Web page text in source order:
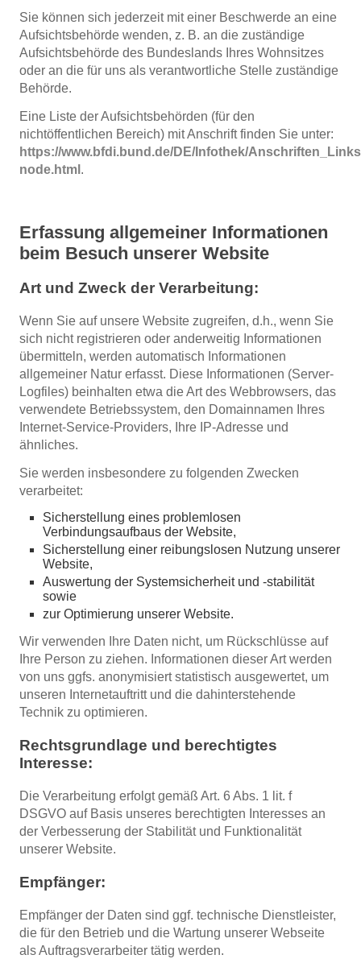
Sie können sich jederzeit mit einer Beschwerde an eine
Aufsichtsbehörde wenden, z. B. an die zuständige
Aufsichtsbehörde des Bundeslands Ihres Wohnsitzes
oder an die für uns als verantwortliche Stelle zuständige
Behörde.
Eine Liste der Aufsichtsbehörden (für den
nichtöffentlichen Bereich) mit Anschrift finden Sie unter:
https://www.bfdi.bund.de/DE/Infothek/
node.html .
Erfassung allgemeiner Informationen
beim Besuch unserer Website
Art und Zweck der Verarbeitung:
Wenn Sie auf unsere Website zugreifen, d.h., wenn Sie
sich nicht registrieren oder anderweitig Informationen
übermitteln, werden automatisch Informationen
allgemeiner Natur erfasst. Diese Informationen (Server-
Logfiles) beinhalten etwa die Art des Webbrowsers, das
verwendete Betriebssystem, den Domainnamen Ihres
Internet-Service-Providers, Ihre IP-Adresse und
ähnliches.
Sie werden insbesondere zu folgenden Zwecken
verarbeitet:
Sicherstellung eines problemlosen
Verbindungsaufbaus der Website,
Sicherstellung einer reibungslosen Nutzung unserer
Website,
Auswertung der Systemsicherheit und -stabilität
sowie
zur Optimierung unserer Website.
Wir verwenden Ihre Daten nicht, um Rückschlüsse auf
Ihre Person zu ziehen. Informationen dieser Art werden
von uns ggfs. anonymisiert statistisch ausgewertet, um
unseren Internetauftritt und die dahinterstehende
Technik zu optimieren.
Rechtsgrundlage und berechtigtes
Interesse:
Die Verarbeitung erfolgt gemäß Art. 6 Abs. 1 lit. f
DSGVO auf Basis unseres berechtigten Interesses an
der Verbesserung der Stabilität und Funktionalität
unserer Website.
Empfänger:
Empfänger der Daten sind ggf. technische Dienstleister,
die für den Betrieb und die Wartung unserer Webseite
als Auftragsverarbeiter tätig werden.